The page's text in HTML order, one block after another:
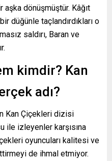
dönüşmüştür. Kâğıt
düğünle taçlandırdıkları o
saldırı, Baran ve
kimdir? Kan
adı?
Kan Çiçekleri dizisi
ile izleyenler karşısına
oyuncuları kalitesi ve
de ihmal etmiyor.